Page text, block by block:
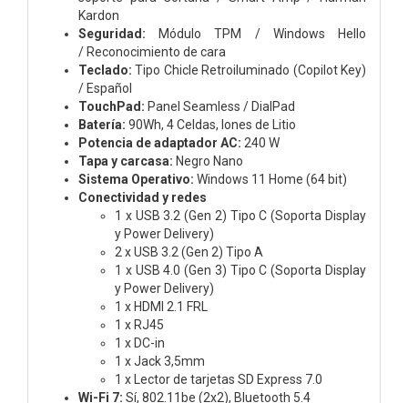
Kardon
Seguridad: Módulo TPM / Windows Hello
/ Reconocimiento de cara
Teclado: Tipo Chicle Retroiluminado (Copilot Key)
/ Español
TouchPad: Panel Seamless / DialPad
Batería: 90Wh, 4 Celdas, Iones de Litio
Potencia de adaptador AC: 240 W
Tapa y carcasa: Negro Nano
Sistema Operativo: Windows 11 Home (64 bit)
Conectividad y redes
1 x USB 3.2 (Gen 2) Tipo C (Soporta Display
y Power Delivery)
2 x USB 3.2 (Gen 2) Tipo A
1 x USB 4.0 (Gen 3) Tipo C (Soporta Display
y Power Delivery)
1 x HDMI 2.1 FRL
1 x RJ45
1 x DC-in
1 x Jack 3,5mm
1 x Lector de tarjetas SD Express 7.0
Wi-Fi 7: Sí, 802.11be (2x2), Bluetooth 5.4